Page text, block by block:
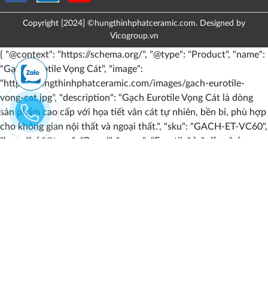
Copyright [2024] ©hungthinhphatceramic.com. Designed by
Vicogroup.vn
{ "@context": "https://schema.org/", "@type": "Product", "name":
"Gạch Eurotile Vọng Cát", "image":
"https://hungthinhphatceramic.com/images/gach-eurotile-
vong-cat.jpg", "description": "Gạch Eurotile Vọng Cát là dòng
sản phẩm cao cấp với họa tiết vân cát tự nhiên, bền bỉ, phù hợp
cho không gian nội thất và ngoại thất.", "sku": "GACH-ET-VC60",
"brand": { "@type": "Brand", "name": "Eurotile" }, "offers": {